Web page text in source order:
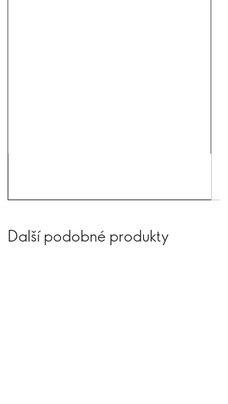
Další podobné produkty